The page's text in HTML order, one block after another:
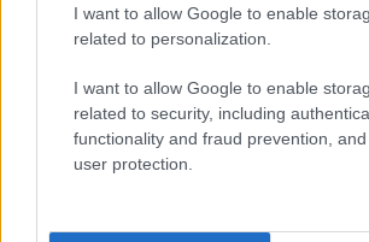
I want to allow Google to enable
related to personalization.
I want to allow Google to enable
related to security, including
functionality and fraud prevention,
user protection.
TAGS: Δελτίο Τύπου
BEST OF INTERNET